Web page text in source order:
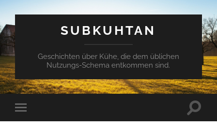
SUBKUHTAN
Geschichten über Kühe, die dem üblichen
Nutzungs-Schema entkommen sind.
Mobile-
Menü